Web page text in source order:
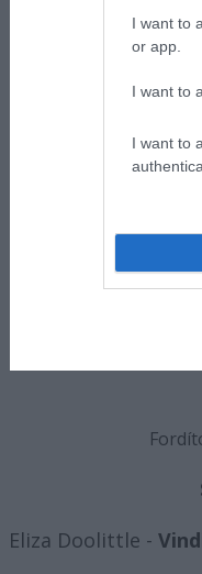
I want to
or app.
I want to
I want to
Alan Jay
Eliza Doolittle -